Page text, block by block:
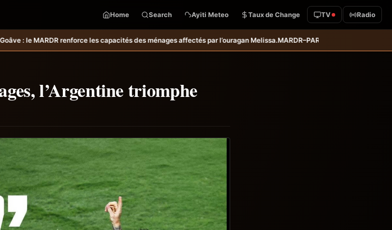
Home Search Ayiti Meteo Taux de Change TV Radio
affectés par l’ouragan Melissa.MARDR–PARSA : inauguration d’infrastructures agricoles dans les
l’Argentine triomphe